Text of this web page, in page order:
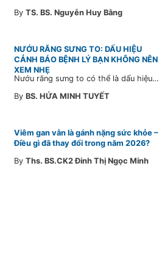
ByTS. BS. Nguyễn Huy Bằng
NƯỚU RĂNG SƯNG TO: DẤU HIỆU
CẢNH BÁO BỆNH LÝ BẠN KHÔNG NÊN
XEM NHẸ
Nướu răng sưng to có thể là dấu hiệu cảnh báo bệnh lý răng miệng. Cùng Bác sĩ CarePlus tìm hiểu nguyên nhân, triệu chứng và thời điểm cần đi khám bác sĩ trong bài viết dưới đây.
ByBS. HỨA MINH TUYẾT
Viêm gan vẫn là gánh nặng sức khỏe –
Điều gì đã thay đổi trong năm 2026?
ByThs. BS.CK2 Đinh Thị Ngọc Minh